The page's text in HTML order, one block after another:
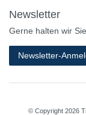
Newsletter
Gerne halten wir
Newsletter-
© Copyright 2026